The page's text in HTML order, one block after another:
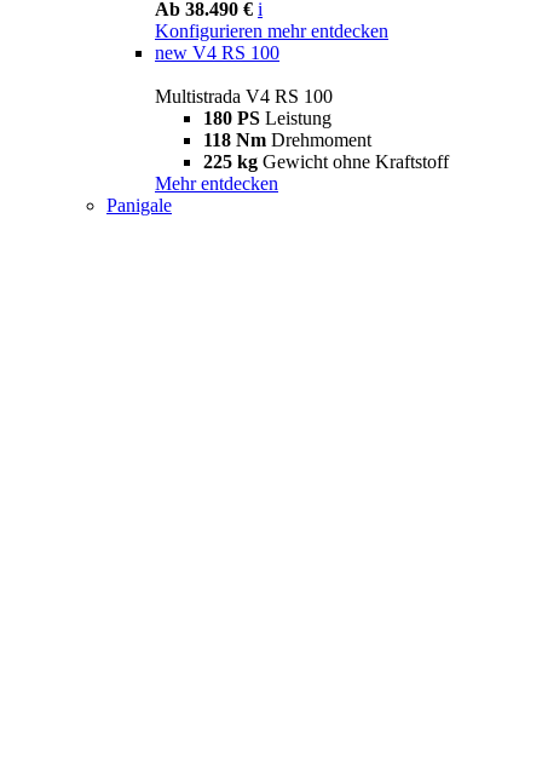
Ab 38.490 € i
Konfigurieren mehr entdecken
new V4 RS 100
Multistrada V4 RS 100
180 PS Leistung
118 Nm Drehmoment
225 kg Gewicht ohne Kraftstoff
Mehr entdecken
Panigale